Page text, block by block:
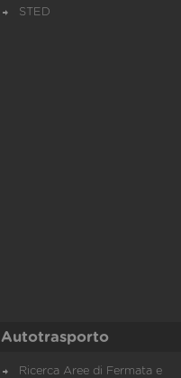
STED
Autotrasporto
Ricerca Aree di Fermata e